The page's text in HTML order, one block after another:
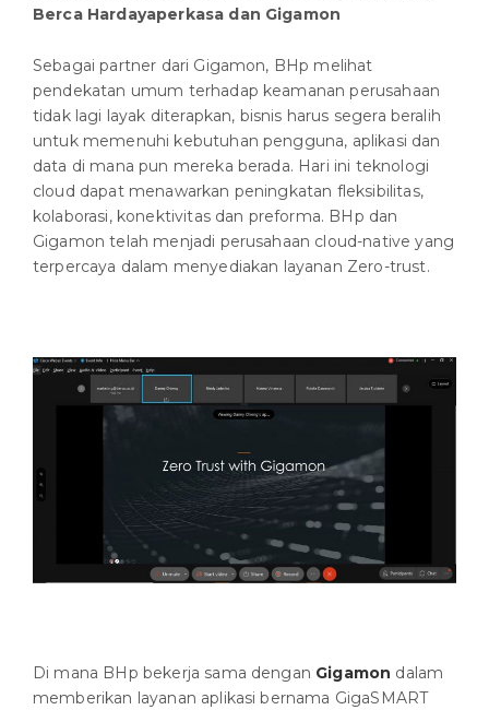
Berca Hardayaperkasa dan Gigamon
Sebagai partner dari Gigamon, BHp melihat
pendekatan umum terhadap keamanan perusahaan
tidak lagi layak diterapkan, bisnis harus segera beralih
untuk memenuhi kebutuhan pengguna, aplikasi dan
data di mana pun mereka berada. Hari ini teknologi
cloud dapat menawarkan peningkatan fleksibilitas,
kolaborasi, konektivitas dan preforma. BHp dan
Gigamon telah menjadi perusahaan cloud-native yang
terpercaya dalam menyediakan layanan Zero-trust.
Di mana BHp bekerja sama dengan Gigamon dalam
memberikan layanan aplikasi bernama GigaSMART